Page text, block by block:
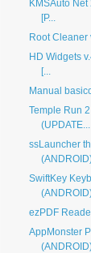
KMSAuto
[P...
Root Cleaner
HD Widgets
[...
Manual
Temple Run
(UPDATE...
ssLauncher
SwiftKey
ezPDF
AppMonster